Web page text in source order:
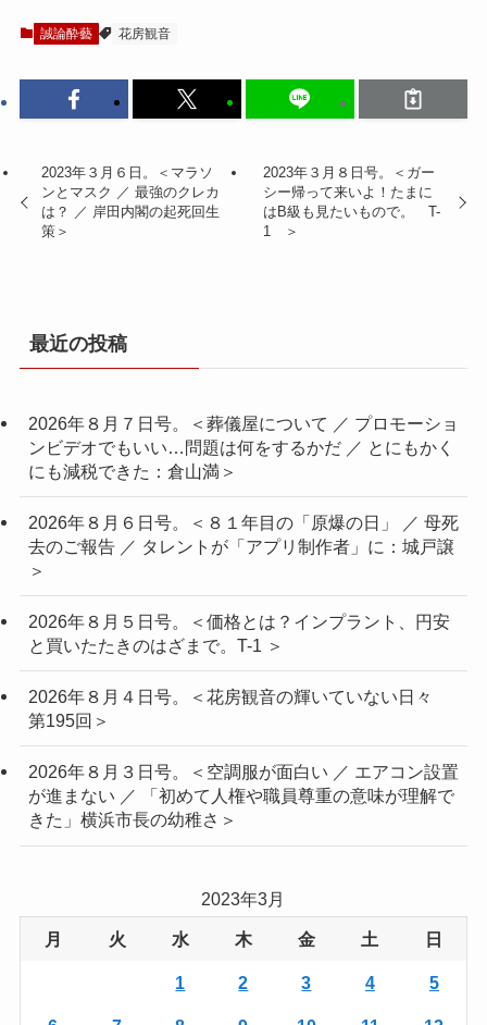
誠論酔藝 花房観音
2023年３月６日。＜マラソ
ンとマスク ／ 最強のクレカ
は？ ／ 岸田内閣の起死回生
策＞
2023年３月８日号。＜ガー
シー帰って来いよ！たまに
はB級も見たいもので。 T-
1 ＞
最近の投稿
2026年８月７日号。＜葬儀屋について ／ プロモーショ
ンビデオでもいい…問題は何をするかだ ／ とにもかく
にも減税できた：倉山満＞
2026年８月６日号。＜８１年目の「原爆の日」 ／ 母死
去のご報告 ／ タレントが「アプリ制作者」に：城戸譲
＞
2026年８月５日号。＜価格とは？インプラント、円安
と買いたたきのはざまで。T-1 ＞
2026年８月４日号。＜花房観音の輝いていない日々
第195回＞
2026年８月３日号。＜空調服が面白い ／ エアコン設置
が進まない ／ 「初めて人権や職員尊重の意味が理解で
きた」横浜市長の幼稚さ＞
2023年3月
月 火 水 木 金 土 日
1 2 3 4 5